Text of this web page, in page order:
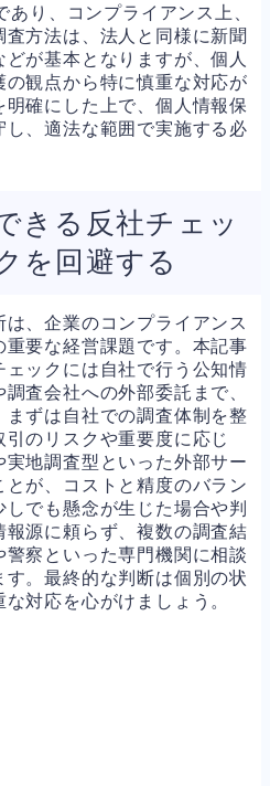
あり、コンプライアンス上、
方法は、法人と同様に新聞
が基本となりますが、個人
観点から特に慎重な対応が
確にした上で、個人情報保
、適法な範囲で実施する必
きる反社チェッ
を回避する
、企業のコンプライアンス
要な経営課題です。本記事
ックには自社で行う公知情
査会社への外部委託まで、
ずは自社での調査体制を整
のリスクや重要度に応じ
地調査型といった外部サー
が、コストと精度のバラン
でも懸念が生じた場合や判
源に頼らず、複数の調査結
察といった専門機関に相談
。最終的な判断は個別の状
対応を心がけましょう。